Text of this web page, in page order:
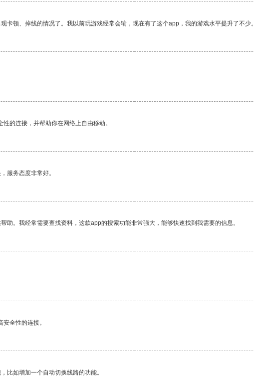
卡顿、掉线的情况了。我以前玩游戏经常会输，现在有了这个app，我的游戏水平提升了不少。
的连接，并帮助你在网络上自由移动。
服务态度非常好。
助。我经常需要查找资料，这款app的搜索功能非常强大，能够快速找到我需要的信息。
全性的连接。
比如增加一个自动切换线路的功能。